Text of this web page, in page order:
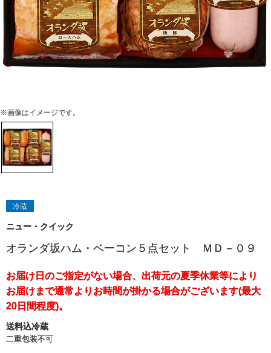
※画像はイメージです。
冷蔵
ニュー・クイック
オランダ坂ハム・ベーコン５点セット ＭＤ－０９
お届け日のご指定がない場合、出荷元の夏季休業等により
お届けまで通常よりお時間が掛かる場合がございます(最大
20日間程度)。
送料込冷蔵
二重包装不可